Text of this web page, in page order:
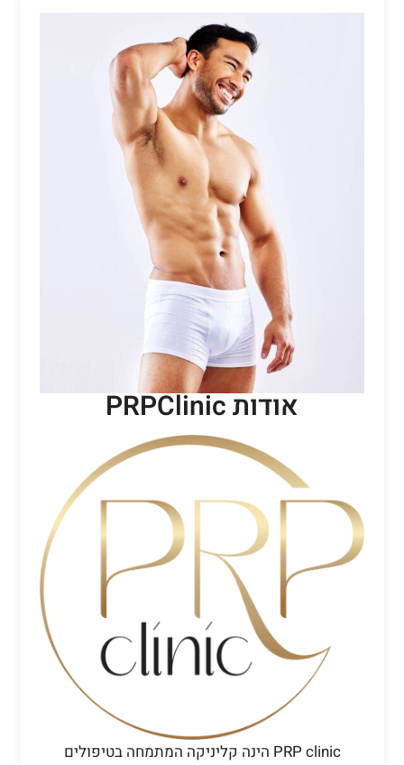
אודות PRPClinic
PRP clinic הינה קליניקה המתמחה בטיפולים